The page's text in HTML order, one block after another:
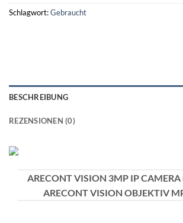
Schlagwort:Gebraucht
BESCHREIBUNG
REZENSIONEN (0)
ARECONT VISION 3MP IP
ARECONT VISION OBJEKTIV